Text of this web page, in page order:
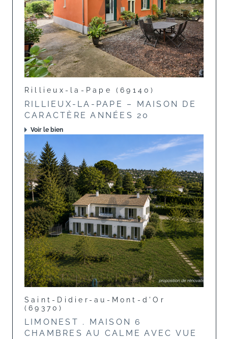
Rillieux-la-Pape (69140)
RILLIEUX-LA-PAPE – MAISON DE
CARACTÈRE ANNÉES 20
Voir le bien
Saint-Didier-au-Mont-d'Or
(69370)
LIMONEST . MAISON 6
CHAMBRES AU CALME AVEC VUE